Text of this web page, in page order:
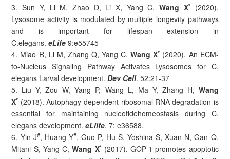
3. Sun Y, Li M, Zhao D, Li X, Yang C,Wang X*
(2020).
Lysosome activity is modulated by multiple longevity pathways
and is important for lifespan extension in
C.elegans. eLife 9:e55745
4. Miao R, Li M, Zhang Q, Yang C,Wang X* (2020). An ECM-
to-Nucleus Signaling Pathway Activates Lysosomes for C.
elegans Larval development.Dev Cell. 52:21-37
5. Liu Y, Zou W, Yang P, Wang L, Ma Y, Zhang H, Wang
X* (2018). Autophagy-dependent ribosomal RNA degradation is
essential for maintaining nucleotidehomeostasis during C.
elegans development.eLlife. 7: e36588.
6. Yin J#, Huang Y#, Guo P, Hu S, Yoshina S, Xuan N, Gan Q,
Mitani S, Yang C,Wang X*(2017). GOP-1 promotes apoptotic